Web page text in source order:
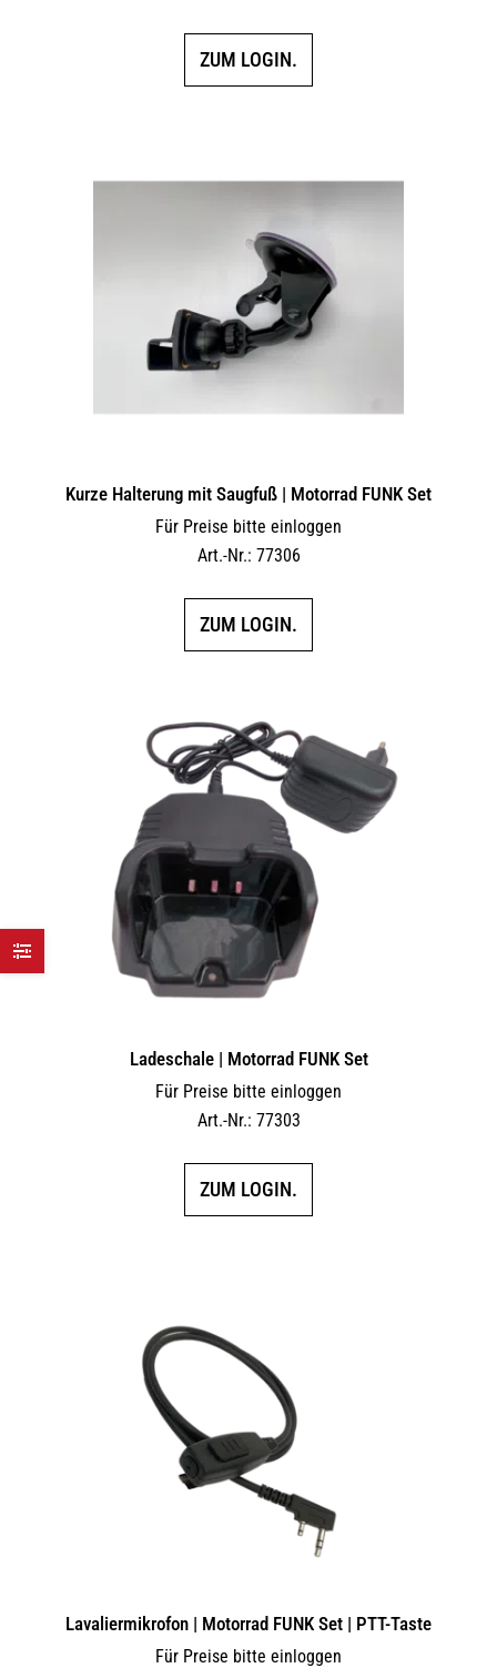
ZUM LOGIN.
Kurze Halterung mit Saugfuß | Motorrad FUNK Set
Für Preise bitte einloggen
Art.-Nr.: 77306
ZUM LOGIN.
Ladeschale | Motorrad FUNK Set
Für Preise bitte einloggen
Art.-Nr.: 77303
ZUM LOGIN.
Lavaliermikrofon | Motorrad FUNK Set | PTT-Taste
Für Preise bitte einloggen